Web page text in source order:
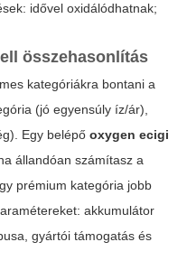
idővel oxidálódhatnak;
összehasonlítás
kategóriákra bontani a
(jó egyensúly íz/ár),
Egy belépő oxygen ecigi
állandóan számítasz a
prémium kategória jobb
akkumulátor
gyártói támogatás és